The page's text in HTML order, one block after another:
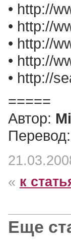
• http://
• http://
• http://
• http://
• http://
=====
Автор:
« к
Еще